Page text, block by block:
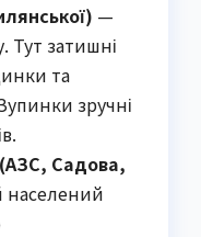
—
Тут затишні
та
зручні
(АЗС, Садова,
населений